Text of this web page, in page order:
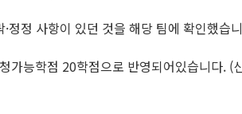
정정 사항이 있던 것을 해당 팀에 확인했습
가능학점 20학점으로 반영되어있습니다. (